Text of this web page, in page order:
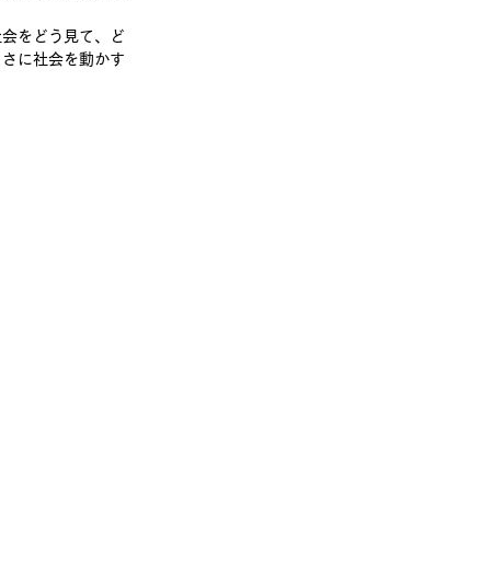
をどう見て、ど
に社会を動かす